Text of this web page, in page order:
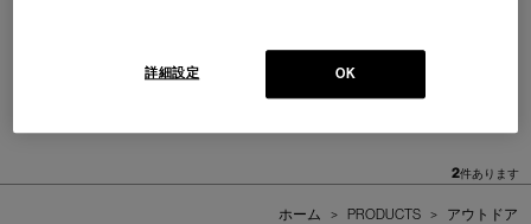
061 SPIDER OUTDOOR 061 CIRCUS OUTDOOR
サーカス アウトドア ラグ
2件あります
ホーム > PRODUCTS > アウトドア
OK
詳細設定